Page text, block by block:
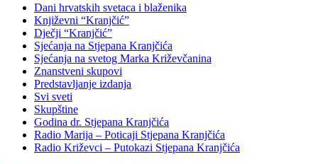
Dani hrvatskih svetaca i blaženika
Književni “Kranjčić”
Dječji “Kranjčić”
Sjećanja na Stjepana Kranjčića
Sjećanja na svetog Marka Križevčanina
Znanstveni skupovi
Predstavljanje izdanja
Svi sveti
Skupštine
Godina dr. Stjepana Kranjčića
Radio Marija – Poticaji Stjepana Kranjčića
Radio Križevci – Putokazi Stjepana Kranjčića